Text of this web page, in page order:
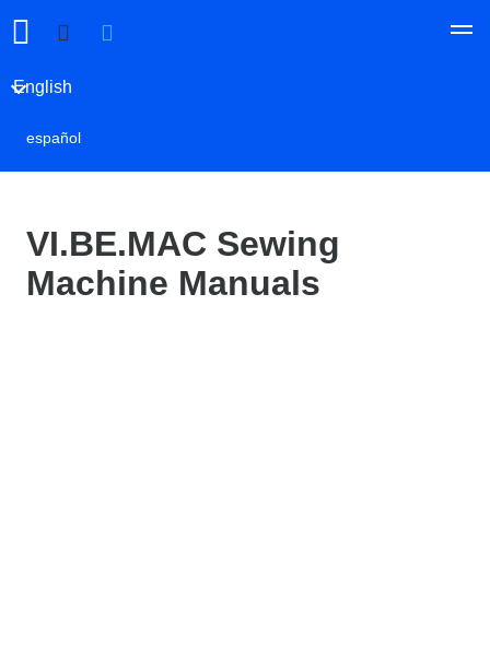
English
español
VI.BE.MAC Sewing
Machine Manuals